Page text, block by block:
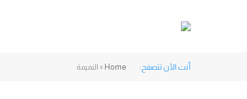
أنت الآن تتصفح: Home
» النميمة